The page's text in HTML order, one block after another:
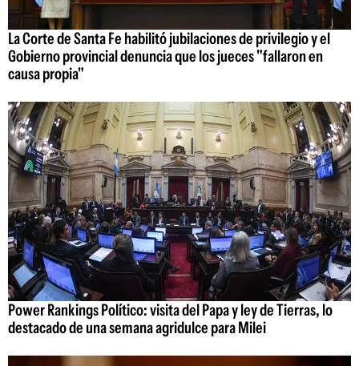
La Corte de Santa Fe habilitó jubilaciones de privilegio y el
Gobierno provincial denuncia que los jueces "fallaron en
causa propia"
Power Rankings Político: visita del Papa y ley de Tierras, lo
destacado de una semana agridulce para Milei